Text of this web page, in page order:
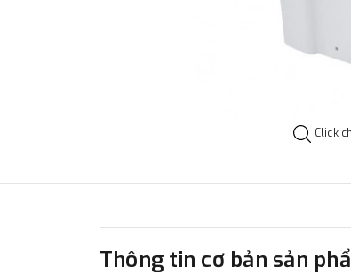
Click
Thông tin cơ bản sản